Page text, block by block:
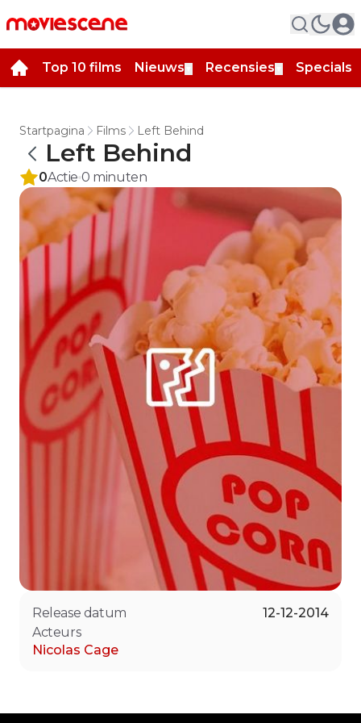
Top 10 films Nieuws Recensies Specials
Startpagina Films Left Behind
Left Behind
0Actie 0 minuten
Release datum
12-12-2014
Acteurs
Nicolas Cage